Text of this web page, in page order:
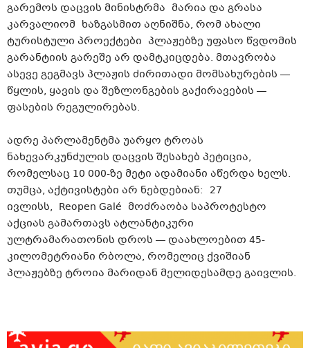
გარემოს დაცვის მინისტრმა მარია და გრასა
კარვალიომ ხაზგასმით აღნიშნა, რომ ახალი
ტურისტული პროექტები პლაჟებზე უფასო წვდომის
გარანტიის გარეშე არ დამტკიცდება. მთავრობა
ასევე გეგმავს პლაჟის ძირითადი მომსახურების —
წყლის, ყავის და შეზლონგების გაქირავების —
ფასების რეგულირებას.
ადრე პარლამენტმა უარყო ტროას
ნახევარკუნძულის დაცვის შესახებ პეტიცია,
რომელსაც 10 000-ზე მეტი ადამიანი აწერდა ხელს.
თუმცა, აქტივისტები არ ნებდებიან: 27
ივლისს, Reopen Galé მოძრაობა საპროტესტო
აქციას გამართავს ატლანტიკური
ულტრამარათონის დროს — დაახლოებით 45-
კილომეტრიანი რბოლა, რომელიც ქვიშიან
პლაჟებზე ტროია მარიდან მელიდესამდე გაივლის.